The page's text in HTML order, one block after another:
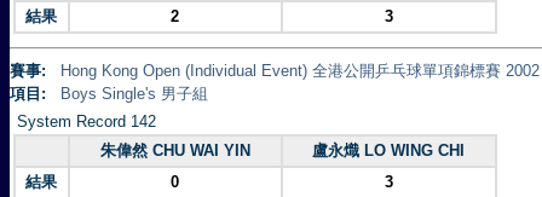
結果
2 3
賽事:
Hong Kong Open (Individual Event) 全港公開乒乓球單項錦標賽 2002
項目:
Boys Single's 男子組
System Record 142
朱偉然 CHU WAI YIN
盧永熾 LO WING CHI
結果
0 3